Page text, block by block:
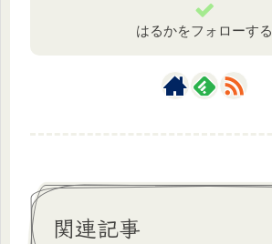
はるかをフォローする
関連記事